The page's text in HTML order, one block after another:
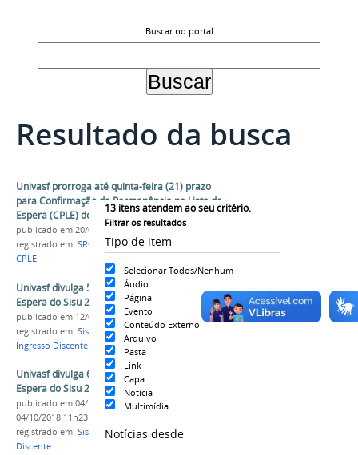
Buscar no portal
Resultado da busca
13 itens atendem ao seu critério.
Filtrar os resultados
Tipo de item
Selecionar Todos/Nenhum
Áudio
Página
Evento
Conteúdo Externo
Arquivo
Pasta
Link
Capa
Notícia
Multimídia
Notícias desde
Univasf prorroga até quinta-feira (21) prazo
para Confirmação da Permanência na Lista de
Espera (CPLE) do Sisu 2019
publicado em 20/02/2019
registrado em: SRCA Sisu,Sisu 2019,Lista de Espera
CPLE
Univasf divulga 5ª Convocação da Lista de
Espera do Sisu 2018
publicado em 12/09/2018
registrado em: Sisu 2018 CPLE,SRCA ,PS-ICG 2018
Ingresso Discente
Univasf divulga 6ª Convocação da Lista de
Espera do Sisu 2018
publicado em 04/10/2018 — última modificação
04/10/2018 11h23
registrado em: Sisu CPLE,PS-ICG 2018,Ingresso
Discente